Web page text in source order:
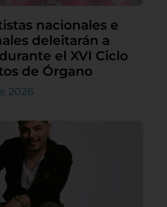
nacionales e
deleitarán a
el XVI Ciclo
de Órgano
2026